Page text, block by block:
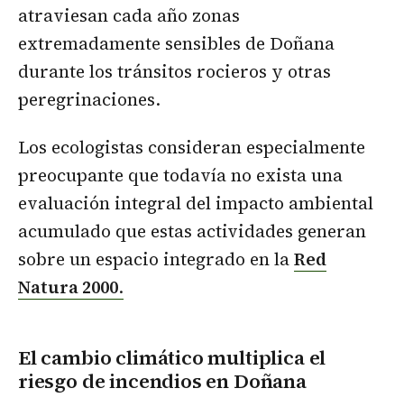
atraviesan cada año zonas
extremadamente sensibles de Doñana
durante los tránsitos rocieros y otras
peregrinaciones.
Los ecologistas consideran especialmente
preocupante que todavía no exista una
evaluación integral del impacto ambiental
acumulado que estas actividades generan
sobre un espacio integrado en laRed
Natura 2000.
El cambio climático multiplica el
riesgo de incendios en Doñana